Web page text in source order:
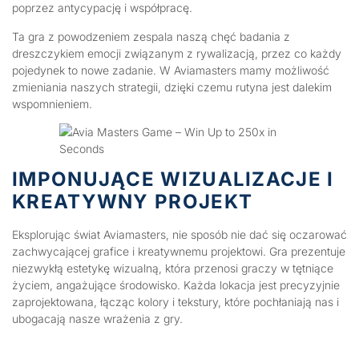
poprzez antycypację i współpracę.
Ta gra z powodzeniem zespala naszą chęć badania z
dreszczykiem emocji związanym z rywalizacją, przez co każdy
pojedynek to nowe zadanie. W Aviamasters mamy możliwość
zmieniania naszych strategii, dzięki czemu rutyna jest dalekim
wspomnieniem.
IMPONUJĄCE WIZUALIZACJE I
KREATYWNY PROJEKT
Eksplorując świat Aviamasters, nie sposób nie dać się oczarować
zachwycającej grafice i kreatywnemu projektowi. Gra prezentuje
niezwykłą estetykę wizualną, która przenosi graczy w tętniące
życiem, angażujące środowisko. Każda lokacja jest precyzyjnie
zaprojektowana, łącząc kolory i tekstury, które pochłaniają nas i
ubogacają nasze wrażenia z gry.